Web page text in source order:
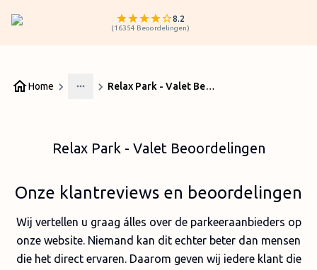
8.2
(16354 Beoordelingen)
Home
More
Relax Park - Valet Beoordelingen
Relax Park - Valet Beoordelingen
Onze klantreviews en beoordelingen
Wij vertellen u graag álles over de parkeeraanbieders op
onze website. Niemand kan dit echter beter dan mensen
die het direct ervaren. Daarom geven wij iedere klant die